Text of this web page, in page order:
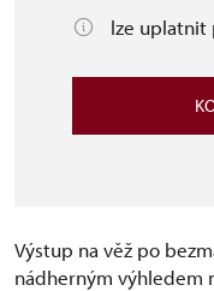
lze uplatnit
Výstup na věž po
nádherným výhledem